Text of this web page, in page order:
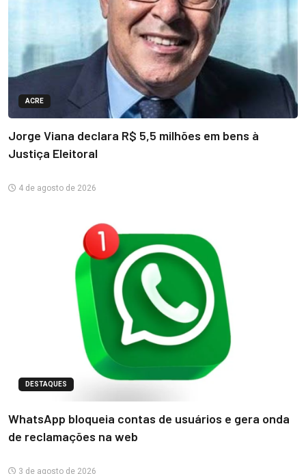
ACRE
Jorge Viana declara R$ 5,5 milhões em bens à
Justiça Eleitoral
4 de agosto de 2026
DESTAQUES
WhatsApp bloqueia contas de usuários e gera onda
de reclamações na web
3 de agosto de 2026